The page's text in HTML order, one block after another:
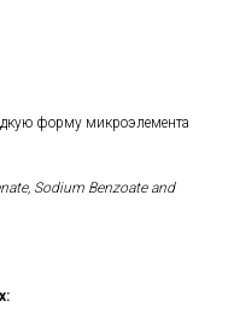
форму микроэлемента
Sodium Benzoate and